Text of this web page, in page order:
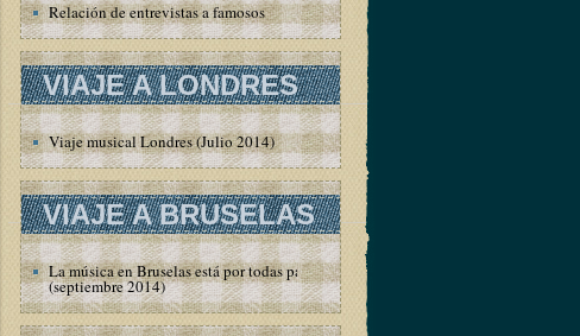
Relación de entrevistas a famosos
VIAJE A LONDRES
Viaje musical Londres (Julio 2014)
VIAJE A BRUSELAS
La música en Bruselas está por todas partes
(septiembre 2014)